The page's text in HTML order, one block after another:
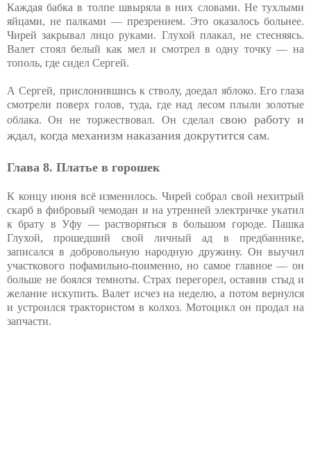
Каждая бабка в толпе швыряла в них словами. Не тухлыми
яйцами, не палками — презрением. Это оказалось больнее.
Чирей закрывал лицо руками. Глухой плакал, не стесняясь.
Валет стоял белый как мел и смотрел в одну точку — на
тополь, где сидел Сергей.
А Сергей, прислонившись к стволу, доедал яблоко. Его глаза
смотрели поверх голов, туда, где над лесом плыли золотые
облака. Он не торжествовал. Он сделал свою работу и
ждал, когда механизм наказания докрутится сам.
Глава 8. Платье в горошек
К концу июня всё изменилось. Чирей собрал свой нехитрый
скарб в фибровый чемодан и на утренней электричке укатил
к брату в Уфу — растворяться в большом городе. Пашка
Глухой, прошедший свой личный ад в предбаннике,
записался в добровольную народную дружину. Он выучил
участкового пофамильно-поименно, но самое главное — он
больше не боялся темноты. Страх перегорел, оставив стыд и
желание искупить. Валет исчез на неделю, а потом вернулся
и устроился трактористом в колхоз. Мотоцикл он продал на
запчасти.